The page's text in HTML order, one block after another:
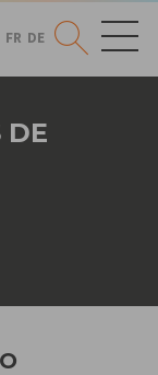
FR DE
DE